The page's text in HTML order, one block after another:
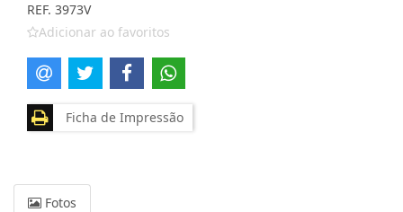
REF. 3973V
Adicionar ao favoritos
Ficha de Impressão
Fotos